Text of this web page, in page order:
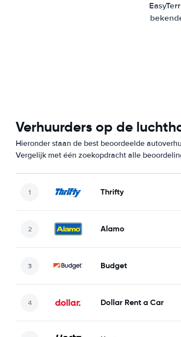
Verhuurders op de
Hieronder staan de best beoordeelde
Vergelijk met één zoekopdracht alle
Thrifty
Alamo
Budget
Dollar Rent a Car